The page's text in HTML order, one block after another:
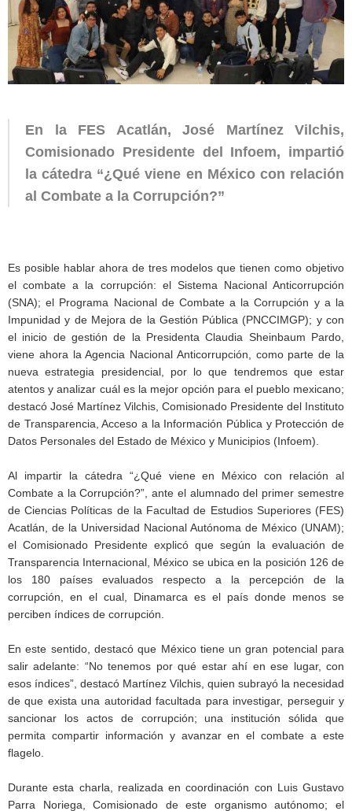
En la FES Acatlán, José Martínez Vilchis,
Comisionado Presidente del Infoem, impartió
la cátedra “¿Qué viene en México con relación
al Combate a la Corrupción?”
Es posible hablar ahora de tres modelos que tienen como objetivo
el combate a la corrupción: el Sistema Nacional Anticorrupción
(SNA); el Programa Nacional de Combate a la Corrupción y a la
Impunidad y de Mejora de la Gestión Pública (PNCCIMGP); y con
el inicio de gestión de la Presidenta Claudia Sheinbaum Pardo,
viene ahora la Agencia Nacional Anticorrupción, como parte de la
nueva estrategia presidencial, por lo que tendremos que estar
atentos y analizar cuál es la mejor opción para el pueblo mexicano;
destacó José Martínez Vilchis, Comisionado Presidente del Instituto
de Transparencia, Acceso a la Información Pública y Protección de
Datos Personales del Estado de México y Municipios (Infoem).
Al impartir la cátedra “¿Qué viene en México con relación al
Combate a la Corrupción?”, ante el alumnado del primer semestre
de Ciencias Políticas de la Facultad de Estudios Superiores (FES)
Acatlán, de la Universidad Nacional Autónoma de México (UNAM);
el Comisionado Presidente explicó que según la evaluación de
Transparencia Internacional, México se ubica en la posición 126 de
los 180 países evaluados respecto a la percepción de la
corrupción, en el cual, Dinamarca es el país donde menos se
perciben índices de corrupción.
En este sentido, destacó que México tiene un gran potencial para
salir adelante: “No tenemos por qué estar ahí en ese lugar, con
esos índices”, destacó Martínez Vilchis, quien subrayó la necesidad
de que exista una autoridad facultada para investigar, perseguir y
sancionar los actos de corrupción; una institución sólida que
permita compartir información y avanzar en el combate a este
flagelo.
Durante esta charla, realizada en coordinación con Luis Gustavo
Parra Noriega, Comisionado de este organismo autónomo; el